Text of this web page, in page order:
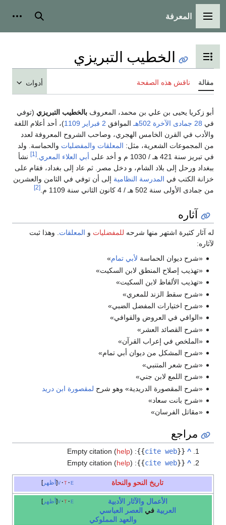
القائمة الرئيسية
المعرفة بحث
تبديل عرض جدول المحتويات
الخطيب التبريزي
مقالة ناقش هذه الصفحة أدوات
أبو زكريا يحيى بن علي بن محمد، المعروف بالخطيب التبريزي (توفي
في 28 جمادى الآخرة 502هـ الموافق 2 فبراير 1109)، أحد أعلام اللغة
والأدب في القرن الخامس الهجري، وصاحب الشروح المعروفة لعدد
من المجموعات الشعرية، مثل: المعلقات والمفضليات والحماسة. ولد
في تبريز سنة 421 هـ / 1030 م و أخد على
أبي العلاء المعري [1]
نشأ
ببغداد ورحل إلى بلاد الشام، و دخل مصر. ثم عاد إلى بغداد، فقام على
خزانة الكتب في المدرسة النظامية إلى أن توفي في الثامن والعشرين
من جمادى الأولى سنة 502 هـ / 4 كانون الثاني سنة 1109 م.
[2]
آثاره
له آثار كثيرة اشتهر منها شرحه للمفضليات و المعلقات. وهذا ثبت
لآثاره:
«شرح ديوان الحماسة لأبي تمام»
«تهذيب إصلاح المنطق لابن السكيت»
«تهذيب الألفاظ لابن السكيت»
«شرح سقط الزند للمعري»
«شرح اختيارات المفضل الضبي»
«الوافي في العروض والقوافي»
«شرح القصائد العشر»
«الملخص في إعراب القرآن»
«شرح المشكل من ديوان أبي تمام»
«شرح شعر المتنبي»
«شرح اللمع لابن جني»
«شرح المقصورة الدريدية» وهو شرح لمقصورة ابن دريد
«شرح بانت سعاد»
«مقاتل الفرسان»
مراجع
^
{{
cite web
}}
:
Empty citation (help)
^
{{
cite web
}}
:
Empty citation (help)
أظهر v t e تاريخ النحو والنحاة
أظهر v t e
الأعمال والآثار الأدبية
العربية في العصر العباسي
والعهد المملوكي